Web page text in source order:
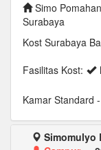
Simo
Surabaya
Kost Surabaya
Fasilitas Kost:
Kamar Standard
Simomulyo